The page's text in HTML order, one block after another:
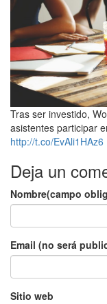
Tras ser investido,
asistentes participar
http://t.co/EvAli1HAz6
Deja un
Nombre(campo
Email (no será
Sitio web